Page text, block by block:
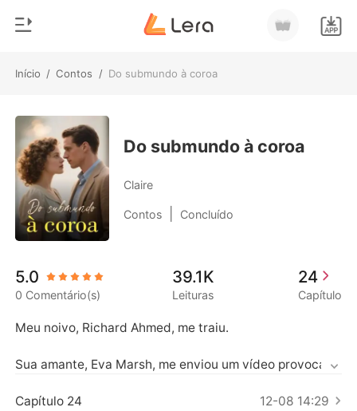
Início / Contos / Do submundo à coroa
Loja
Histórico
Sair
Baixar App
Gênero
Moderno
Lobisomem
Contos
Bilionários
Contos Curtos
Do submundo à coroa
Claire
Contos Concluído
5.0
0 Comentário(s)
39.1K
Leituras
24
Capítulo
Meu noivo, Richard Ahmed, me traiu.
Sua amante, Eva Marsh, me enviou um vídeo provocativ
Capítulo 24 12-08 14:29